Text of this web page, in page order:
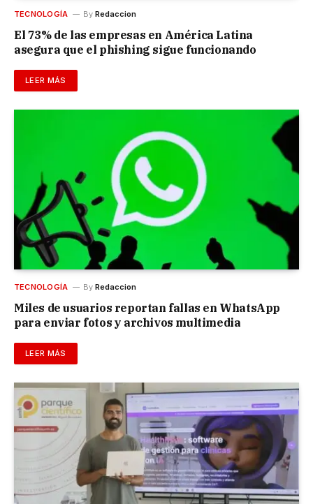
TECNOLOGÍA By Redaccion
El 73% de las empresas en América Latina
asegura que el phishing sigue funcionando
LEER MÁS
TECNOLOGÍA By Redaccion
Miles de usuarios reportan fallas en WhatsApp
para enviar fotos y archivos multimedia
LEER MÁS